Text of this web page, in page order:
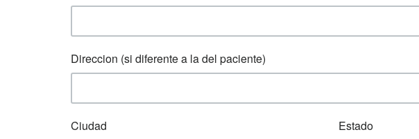
Direccion (si diferente a la del paciente)
Ciudad Estado